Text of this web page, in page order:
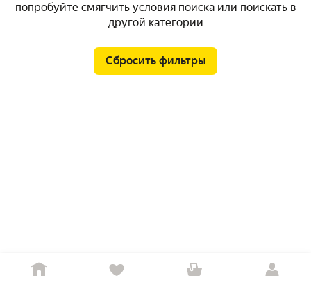
попробуйте смягчить условия поиска или поискать в
другой категории
Сбросить фильтры